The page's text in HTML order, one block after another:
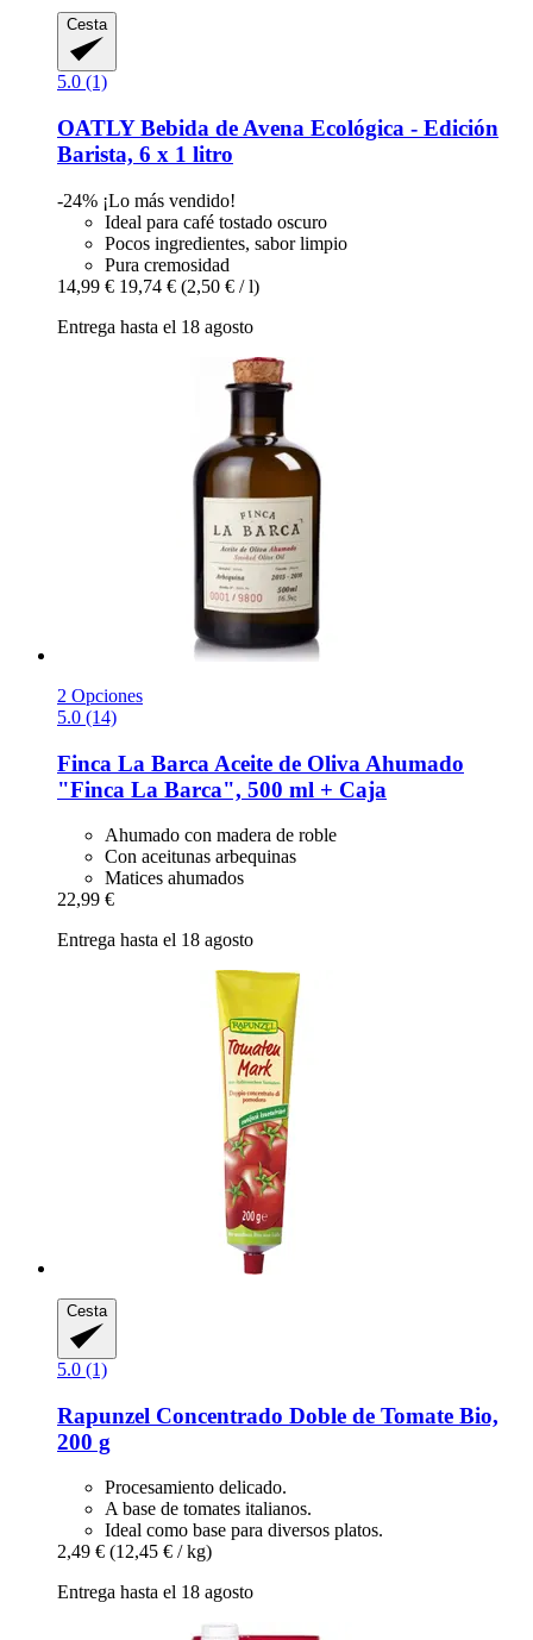
Cesta
5.0 (1)
OATLYBebida de Avena Ecológica -​ Edición
Barista, 6 x 1 litro
-24% ¡Lo más vendido!
Ideal para café tostado oscuro
Pocos ingredientes, sabor limpio
Pura cremosidad
14,99 € 19,74 € (2,50 € / l)
Entrega hasta el 18 agosto
2 Opciones
5.0 (14)
Finca La Barca Aceite de Oliva Ahumado
"Finca La Barca", 500 ml + Caja
Ahumado con madera de roble
Con aceitunas arbequinas
Matices ahumados
22,99 €
Entrega hasta el 18 agosto
Cesta
5.0 (1)
Rapunzel Concentrado Doble de Tomate Bio,
200 g
Procesamiento delicado.
A base de tomates italianos.
Ideal como base para diversos platos.
2,49 € (12,45 € / kg)
Entrega hasta el 18 agosto